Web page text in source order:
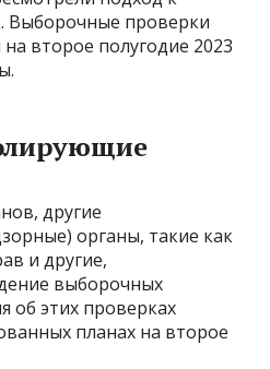
Выборочные проверки
второе полугодие 2023
другие
органы, такие как
и другие,
выборочных
об этих проверках
планах на второе